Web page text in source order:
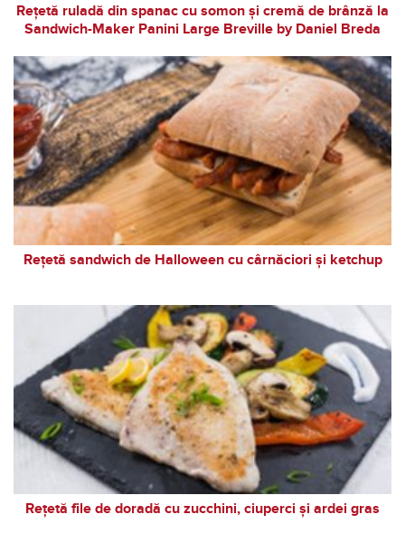
Rețetă ruladă din spanac cu somon și cremă de brânză la
Sandwich-Maker Panini Large Breville by Daniel Breda
Rețetă sandwich de Halloween cu cârnăciori și ketchup
Rețetă file de doradă cu zucchini, ciuperci și ardei gras